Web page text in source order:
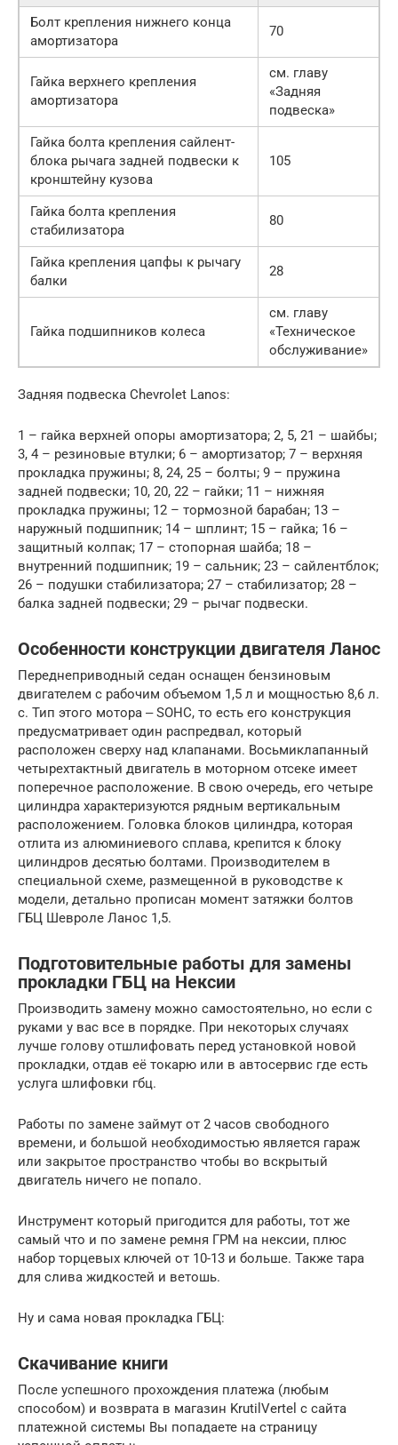
Болт крепления нижнего конца
амортизатора
70
Гайка верхнего крепления
амортизатора
см. главу
«Задняя
подвеска»
Гайка болта крепления сайлент-
блока рычага задней подвески к
кронштейну кузова
105
Гайка болта крепления
стабилизатора
80
Гайка крепления цапфы к рычагу
балки
28
Гайка подшипников колеса
см. главу
«Техническое
обслуживание»
Задняя подвеска Chevrolet Lanos:
1 – гайка верхней опоры амортизатора; 2, 5, 21 – шайбы;
3, 4 – резиновые втулки; 6 – амортизатор; 7 – верхняя
прокладка пружины; 8, 24, 25 – болты; 9 – пружина
задней подвески; 10, 20, 22 – гайки; 11 – нижняя
прокладка пружины; 12 – тормозной барабан; 13 –
наружный подшипник; 14 – шплинт; 15 – гайка; 16 –
защитный колпак; 17 – стопорная шайба; 18 –
внутренний подшипник; 19 – сальник; 23 – сайлентблок;
26 – подушки стабилизатора; 27 – стабилизатор; 28 –
балка задней подвески; 29 – рычаг подвески.
Особенности конструкции двигателя Ланос
Переднеприводный седан оснащен бензиновым
двигателем с рабочим объемом 1,5 л и мощностью 8,6 л.
с. Тип этого мотора ‒ SOHC, то есть его конструкция
предусматривает один распредвал, который
расположен сверху над клапанами. Восьмиклапанный
четырехтактный двигатель в моторном отсеке имеет
поперечное расположение. В свою очередь, его четыре
цилиндра характеризуются рядным вертикальным
расположением. Головка блоков цилиндра, которая
отлита из алюминиевого сплава, крепится к блоку
цилиндров десятью болтами. Производителем в
специальной схеме, размещенной в руководстве к
модели, детально прописан момент затяжки болтов
ГБЦ Шевроле Ланос 1,5.
Подготовительные работы для замены
прокладки ГБЦ на Нексии
Производить замену можно самостоятельно, но если с
руками у вас все в порядке. При некоторых случаях
лучше голову отшлифовать перед установкой новой
прокладки, отдав её токарю или в автосервис где есть
услуга шлифовки гбц.
Работы по замене займут от 2 часов свободного
времени, и большой необходимостью является гараж
или закрытое пространство чтобы во вскрытый
двигатель ничего не попало.
Инструмент который пригодится для работы, тот же
самый что и по замене ремня ГРМ на нексии, плюс
набор торцевых ключей от 10-13 и больше. Также тара
для слива жидкостей и ветошь.
Ну и сама новая прокладка ГБЦ:
Скачивание книги
После успешного прохождения платежа (любым
способом) и возврата в магазин KrutilVertel с сайта
платежной системы Вы попадаете на страницу